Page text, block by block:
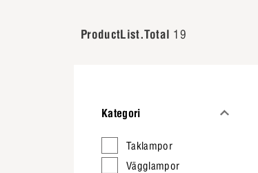
ProductList.Total 19
Kategori
Taklampor
Vägglampor